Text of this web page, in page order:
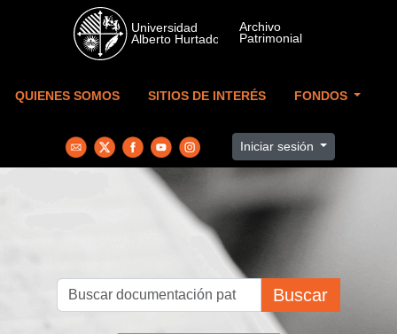
Skip to main content
QUIENES SOMOS SITIOS DE INTERÉS FONDOS
Iniciar sesión
Buscar